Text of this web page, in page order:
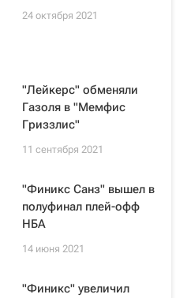
24 октября 2021
"Лейкерс" обменяли
Газоля в "Мемфис
Гриззлис"
11 сентября 2021
"Финикс Санз" вышел в
полуфинал плей-офф
НБА
14 июня 2021
"Финикс" увеличил